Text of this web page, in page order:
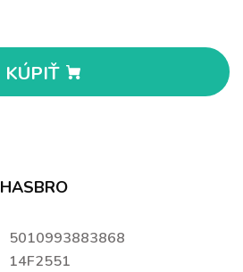
KÚPIŤ
HASBRO
5010993883868
14F2551